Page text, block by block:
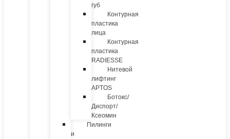
губ
Контурная
пластика
лица
Контурная
пластика
RADIESSE
Нитевой
лифтинг
APTOS
Ботокс/
Диспорт/
Ксеомин
Пилинги
и